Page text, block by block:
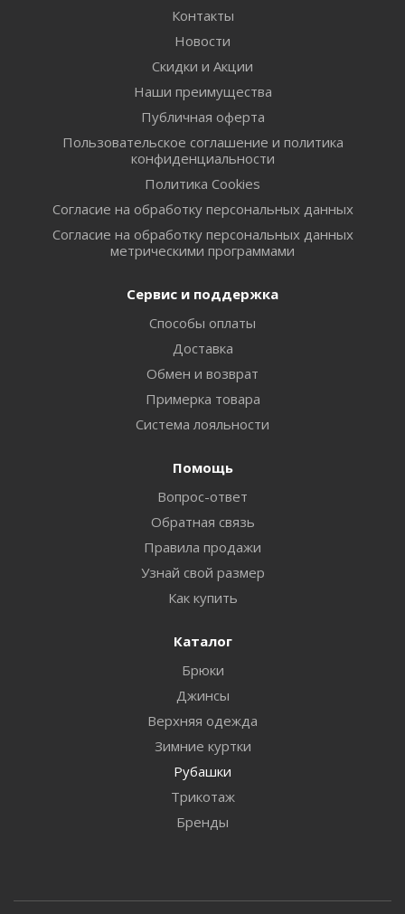
Контакты
Новости
Скидки и Акции
Наши преимущества
Публичная оферта
Пользовательское соглашение и политика
конфиденциальности
Политика Cookies
Согласие на обработку персональных данных
Согласие на обработку персональных данных
метрическими программами
Сервис и поддержка
Способы оплаты
Доставка
Обмен и возврат
Примерка товара
Система лояльности
Помощь
Вопрос-ответ
Обратная связь
Правила продажи
Узнай свой размер
Как купить
Каталог
Брюки
Джинсы
Верхняя одежда
Зимние куртки
Рубашки
Трикотаж
Бренды